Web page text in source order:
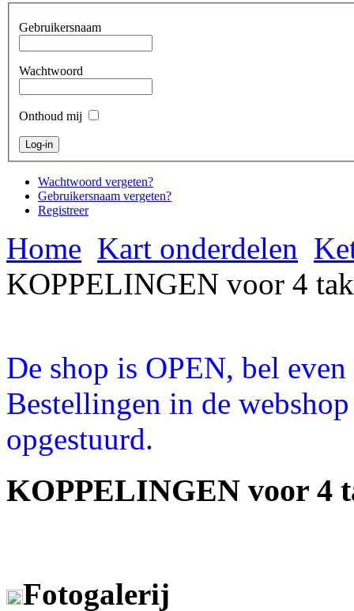
Gebruikersnaam
Wachtwoord
Onthoud mij
Wachtwoord vergeten?
Gebruikersnaam vergeten?
Registreer
Home Kart onderdelen
KOPPELINGEN voor 4
De shop is OPEN, bel
Bestellingen in de
opgestuurd.
KOPPELINGEN voor 4
Fotogalerij